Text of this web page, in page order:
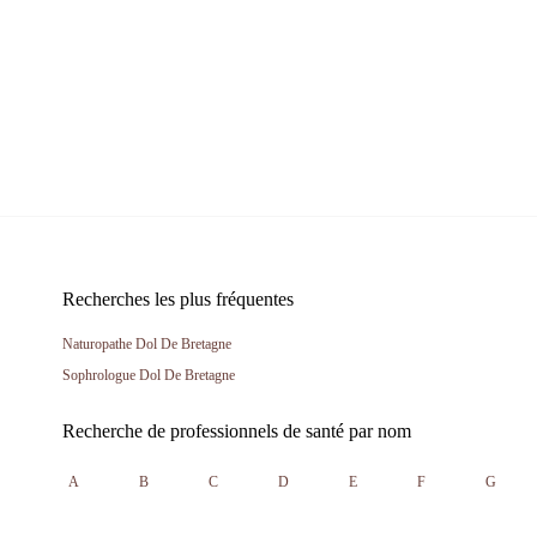
Recherches les plus fréquentes
Naturopathe Dol De Bretagne
Sophrologue Dol De Bretagne
Recherche de professionnels de santé par nom
A B C D E F G